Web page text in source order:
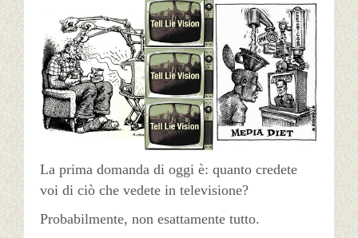
La prima domanda di oggi è: quanto credete
voi di ciò che vedete in televisione?
Probabilmente, non esattamente tutto.